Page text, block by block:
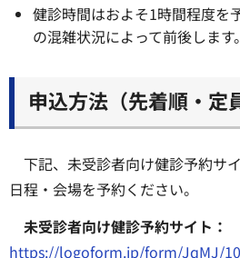
健診時間はおよそ1時間程度を
の混雑状況によって前後します。
申込方法（先着順・定
下記、未受診者向け健診予約サ
日程・会場を予約ください。
未受診者向け健診予約サイト：
https://logoform.jp/form/JqMJ/